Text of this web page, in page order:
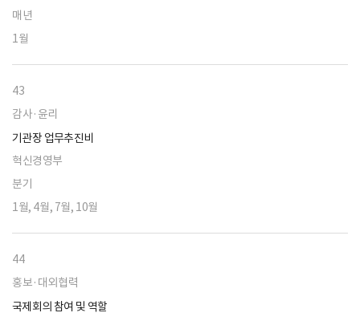
매년
1월
43
감사·윤리
기관장 업무추진비
혁신경영부
분기
1월, 4월, 7월, 10월
44
홍보·대외협력
국제회의 참여 및 역할